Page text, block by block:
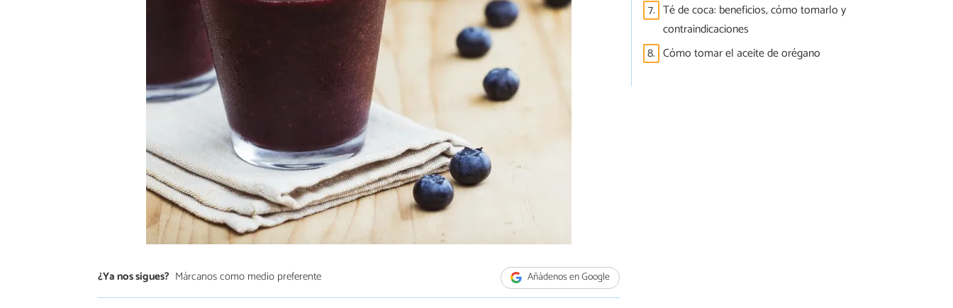
¿Ya nos sigues? Márcanos como medio preferente Añádenos en Google
7. Té de coca: beneficios, cómo tomarlo y
contraindicaciones
8. Cómo tomar el aceite de orégano